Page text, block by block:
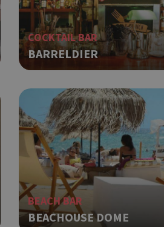
COCKTAIL BAR
BARRELDIER
BEACH BAR
BEACHOUSE DOME
Capping δηλαδή να
ημέρα στον χρήστη
όπως είναι το
up και push down
Capping δηλαδή να
ημέρα στον χρήστη
όπως είναι το
up και push down
την
από εφαρμογές που
Πρόκειται για ένα
που
μεταβλητών